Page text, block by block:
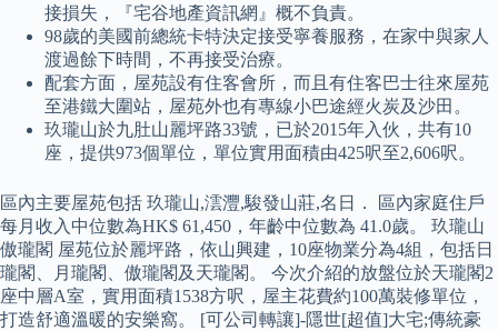
接損失，『宅谷地產資訊網』概不負責。
98歲的美國前總統卡特決定接受寧養服務，在家中與家人
渡過餘下時間，不再接受治療。
配套方面，屋苑設有住客會所，而且有住客巴士往來屋苑
至港鐵大圍站，屋苑外也有專線小巴途經火炭及沙田。
玖瓏山於九肚山麗坪路33號，已於2015年入伙，共有10
座，提供973個單位，單位實用面積由425呎至2,606呎。
區內主要屋苑包括 玖瓏山,澐灃,駿發山莊,名日． 區內家庭住戶
每月收入中位數為HK$ 61,450，年齡中位數為 41.0歲。 玖瓏山
傲瓏閣 屋苑位於麗坪路，依山興建，10座物業分為4組，包括日
瓏閣、月瓏閣、傲瓏閣及天瓏閣。 今次介紹的放盤位於天瓏閣2
座中層A室，實用面積1538方呎，屋主花費約100萬裝修單位，
打造舒適溫暖的安樂窩。 [可公司轉讓]-隱世[超值]大宅;傳統豪